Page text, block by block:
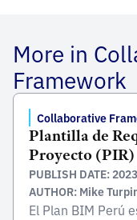
More in
Framework
Collaborative
Plantilla de
Proyecto (PIR)
PUBLISH DATE: 2023
AUTHOR: Mike
El Plan BIM Perú